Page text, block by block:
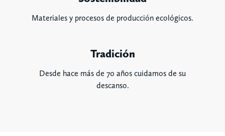
Materiales y procesos de producción ecológicos.
Tradición
Desde hace más de 70 años cuidamos de su
descanso.